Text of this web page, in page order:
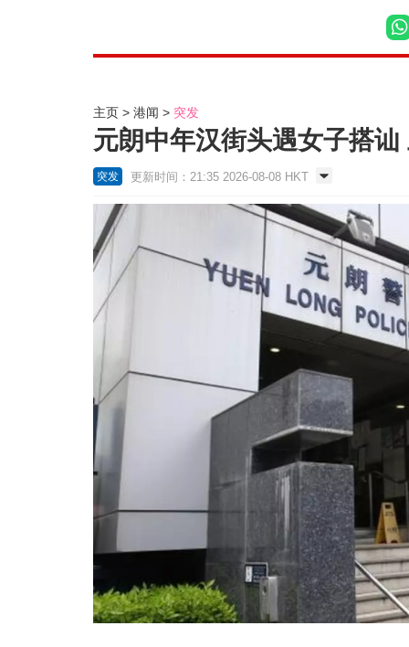
主页 港闻 突发
元朗中年汉街头遇女子搭
突发 更新时间：21:35 2026-08-08 HKT